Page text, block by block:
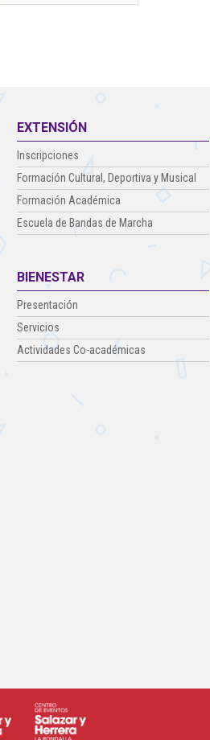
EXTENSIÓN
Inscripciones
Formación Cultural, Deportiva y Musical
Formación Académica
Escuela de Bandas de Marcha
BIENESTAR
Presentación
Servicios
Actividades Co-académicas